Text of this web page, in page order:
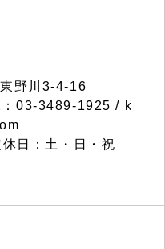
野川3-4-16
03-3489-1925 / k
日：土・日・祝